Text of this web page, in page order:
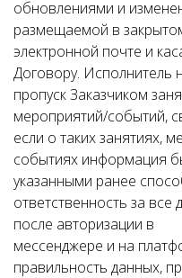
обновлениями и
размещаемой в
электронной почте и
Договору. Исполнитель
пропуск Заказчиком
мероприятий/событий,
если о таких занятиях,
событиях информация
указанными ранее
ответственность за
после авторизации в
мессенджере и на
правильность данных,